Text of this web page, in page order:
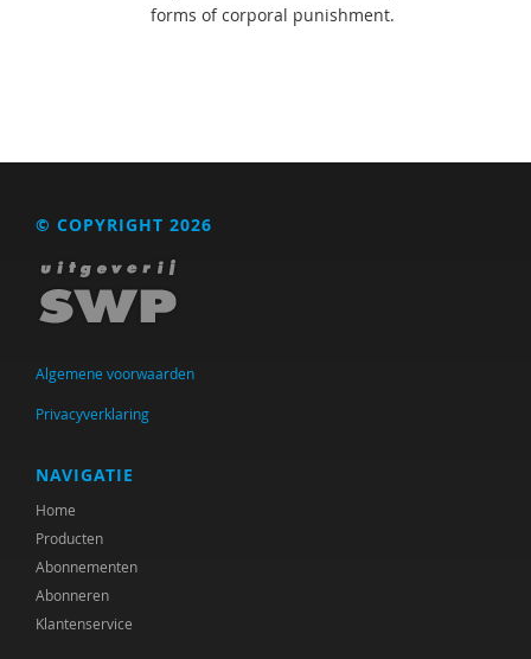
forms of corporal punishment.
© COPYRIGHT 2026
Algemene voorwaarden
Privacyverklaring
NAVIGATIE
Home
Producten
Abonnementen
Abonneren
Klantenservice